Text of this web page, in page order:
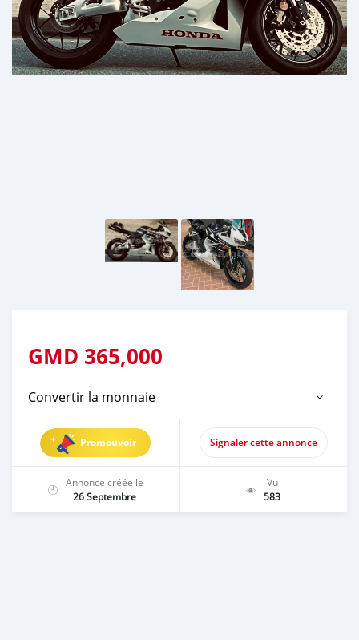
GMD 365,000
Convertir la monnaie
Promouvoir Signaler cette annonce
Annonce créée le
26 Septembre
Vu
583